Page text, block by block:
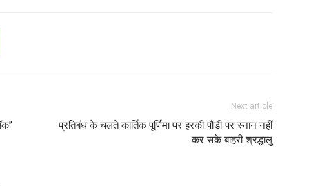
Next article
प्रतिबंध के चलते कार्तिक पूर्णिमा पर हरकी पौडी पर स्नान नहीं
कर सके बाहरी श्रद्धालु